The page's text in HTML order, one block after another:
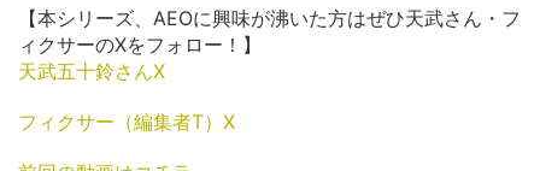
【本シリーズ、AEOに興味が沸いた方はぜひ天武さん・フ
ィクサーのXをフォロー！】
天武五十鈴さんX
フィクサー（編集者T）X